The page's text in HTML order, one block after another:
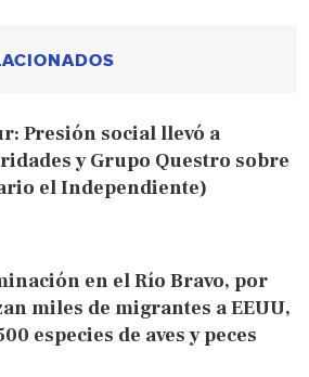
Presión social llevó a
y Grupo Questro sobre
el Independiente)
en el Río Bravo, por
miles de migrantes a EEUU,
especies de aves y peces